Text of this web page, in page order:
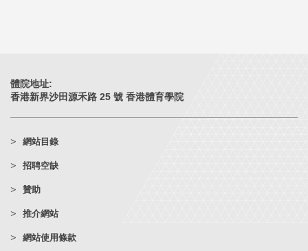
體院地址:
香港新界沙田源禾路 25 號 香港體育學院
網站目錄
招聘空缺
贊助
推介網站
網站使用條款